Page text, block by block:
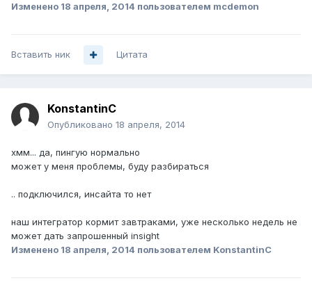
Изменено 18 апреля, 2014 пользователем mcdemon
Вставить ник Цитата
KonstantinC
Опубликовано 18 апреля, 2014
хмм... да, пингую нормально
может у меня проблемы, буду разбираться
.. подключился, инсайта то нет
наш интегратор кормит завтраками, уже несколько недель не
может дать запрошенный insight
Изменено 18 апреля, 2014 пользователем KonstantinC